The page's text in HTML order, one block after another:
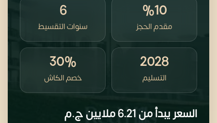
%10
مقدم الحجز
6
سنوات التقسيط
2028
التسليم
30%
خصم الكاش
السعر يبدأ من6.21 ملايين ج.م